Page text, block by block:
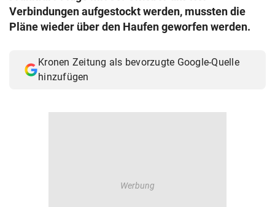
© Krone Multimedia GmbH & Co KG 2026
Verbindungen aufgestockt werden, mussten die
Pläne wieder über den Haufen geworfen werden.
Kronen Zeitung als bevorzugte Google-Quelle
hinzufügen